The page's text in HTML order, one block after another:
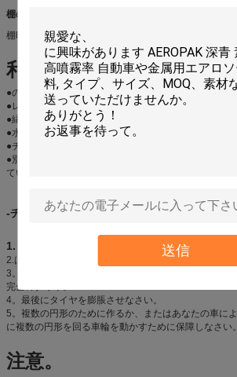
送信
20ftの容器のローディング
棚の時間
棚時間:3年
利点及び特徴
●の不揮発性非エーロゾル無毒。
●レッカー車のための必要性無し
●縁を付けるべき非錆非腐食性疲れるため
●水ときれいになること容易。
●チューブレス タイヤのためのシールの穿刺6mmまで
●別のタイヤのサイズは300ml 500ml 1000ml 20lのよ
ている。
-チューブレス タイヤ用法
1.
バルブ・コアを取除きなさい及びタイヤを空気を抜
2.はさみが付いている密封剤のビンの王冠の口を切りな
3。それから管を接続すれば空気弁は、流れるに液体
完全のタイヤ。
4。最後にタイヤを膨脹させなさい。
5。複数の円形のために作るか、またはあなたの車に
に複数の円形を回る車輪を動かすために保障しなさい。
注意。